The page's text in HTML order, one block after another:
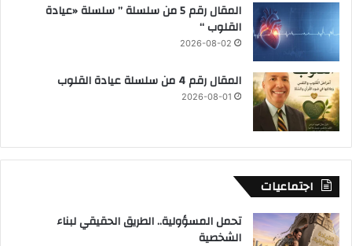
المقال رقم 5 من سلسلة ” سلسلة «عيادة
القلوب “
2026-08-02
المقال رقم 4 من سلسلة عيادة القلوب
2026-08-01
اجتماعيات
تحمل المسؤولية.. الطريق الحقيقي لبناء
الشخصية